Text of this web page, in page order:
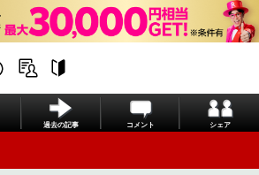
過去の記事 コメント シェア